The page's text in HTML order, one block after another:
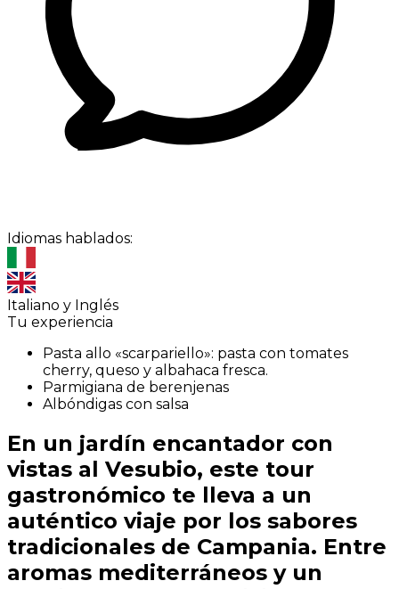
Idiomas hablados:
Italiano y Inglés
Tu experiencia
Pasta allo «scarpariello»: pasta con tomates
cherry, queso y albahaca fresca.
Parmigiana de berenjenas
Albóndigas con salsa
En un jardín encantador con
vistas al Vesubio, este tour
gastronómico te lleva a un
auténtico viaje por los sabores
tradicionales de Campania. Entre
aromas mediterráneos y un